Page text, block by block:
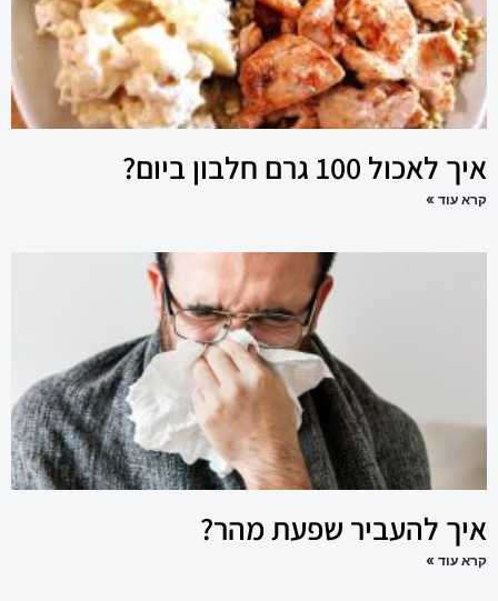
איך לאכול 100 גרם חלבון ביום?
קרא עוד »
איך להעביר שפעת מהר?
קרא עוד »